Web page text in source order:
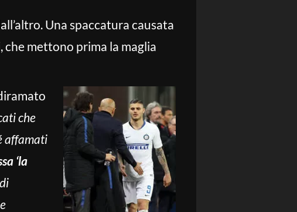
Una spaccatura causata
che mettono prima la maglia
che
affamati
‘la